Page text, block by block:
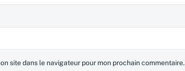
site dans le navigateur pour mon prochain commentaire.